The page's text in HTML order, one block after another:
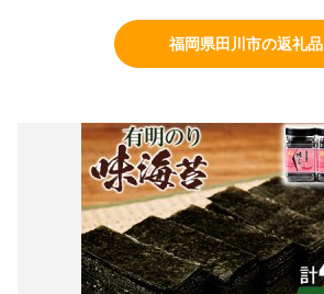
福岡県田川市の返礼品